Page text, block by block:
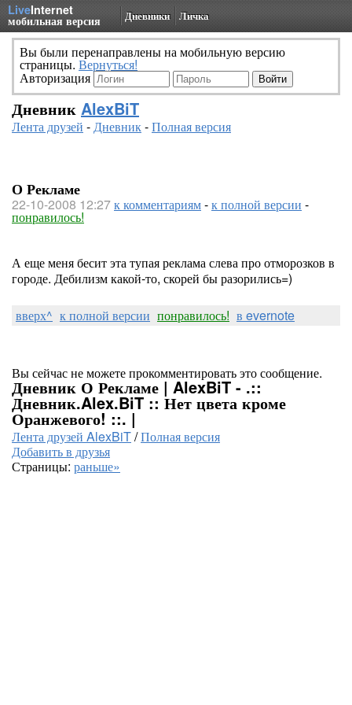
LiveInternet
мобильная версия Дневники Личка
Вы были перенаправлены на мобильную версию
страницы. Вернуться!
Авторизация
Дневник AlexBiT
Лента друзей -Дневник-Полная версия
О Рекламе
22-10-2008 12:27к комментариям-к полной версии -
понравилось!
А еще меня бесит эта тупая реклама слева про отморозков в
городе. Дебилизм какой-то, скорей бы разорились=)
вверх^ к полной версии понравилось! в evernote
Вы сейчас не можете прокомментировать это сообщение.
Дневник О Рекламе | AlexBiT - .::
Дневник.Alex.BiT :: Нет цвета кроме
Оранжевого! ::. |
Лента друзей AlexBiT/Полная версия
Добавить в друзья
Страницы: раньше»